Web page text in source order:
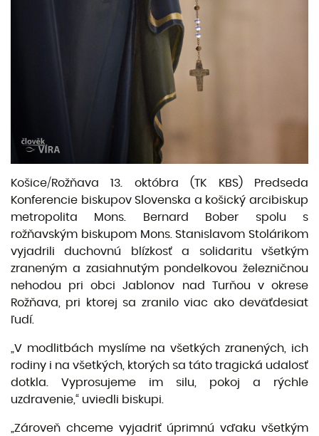
Košice/Rožňava 13. októbra (TK KBS) Predseda
Konferencie biskupov Slovenska a košický arcibiskup
metropolita Mons. Bernard Bober spolu s
rožňavským biskupom Mons. Stanislavom Stolárikom
vyjadrili duchovnú blízkosť a solidaritu všetkým
zraneným a zasiahnutým pondelkovou železničnou
nehodou pri obci Jablonov nad Turňou v okrese
Rožňava, pri ktorej sa zranilo viac ako deväťdesiat
ľudí.
„V modlitbách myslíme na všetkých zranených, ich
rodiny i na všetkých, ktorých sa táto tragická udalosť
dotkla. Vyprosujeme im silu, pokoj a rýchle
uzdravenie,“ uviedli biskupi.
„Zároveň chceme vyjadriť úprimnú vďaku všetkým